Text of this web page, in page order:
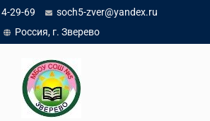
29-69
soch5-zver@yandex.ru
Россия, г. Зверево